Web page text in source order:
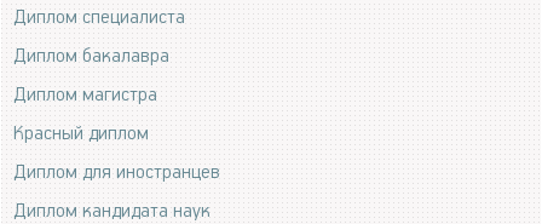
Диплом специалиста
Диплом бакалавра
Диплом магистра
Красный диплом
Диплом для иностранцев
Диплом кандидата наук